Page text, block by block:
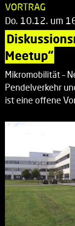
VORTRAG
Do. 10.12. um
Meetup“
Mikromobilität –
Pendelverkehr
ist eine offene